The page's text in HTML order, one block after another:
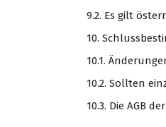
9.2. Es gilt
10.
10.1.
10.2. Sollten
10.3. Die AGB